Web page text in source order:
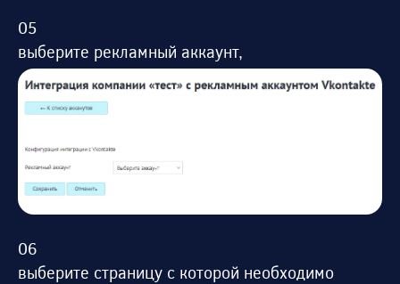
выберите рекламный аккаунт,
выберите страницу с которой необходимо